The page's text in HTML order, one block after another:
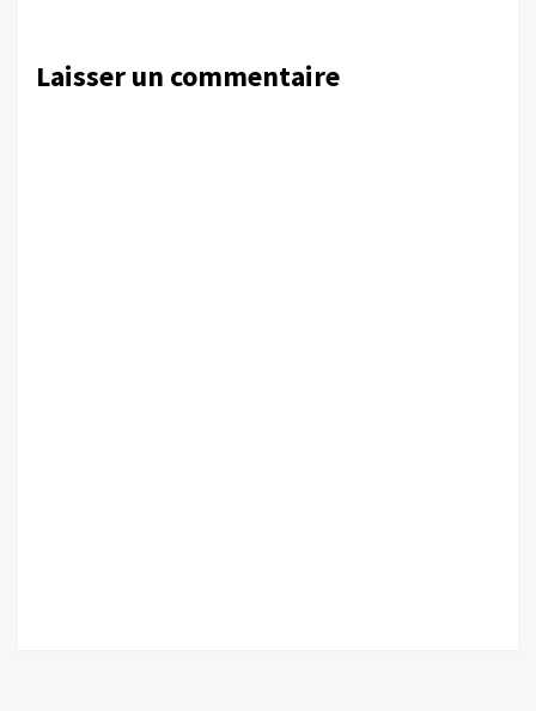
Laisser un commentaire